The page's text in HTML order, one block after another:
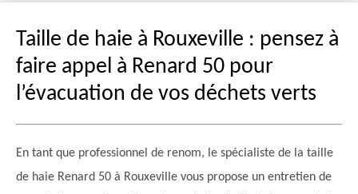
Taille de haie à Rouxeville : pensez à
faire appel à Renard 50 pour
l’évacuation de vos déchets verts
En tant que professionnel de renom, le spécialiste de la taille
de haie Renard 50 à Rouxeville vous propose un entretien de